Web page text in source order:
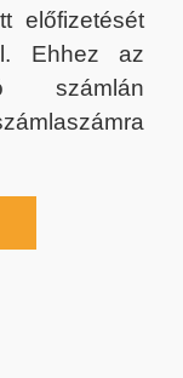
előfizetését
Ehhez az
számlán